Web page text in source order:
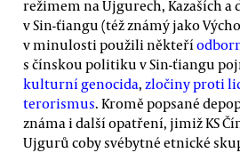
režimem na Ujgurech, Kazaších a
v Sin-ťiangu (též známý jako
v minulosti použili někteří
s čínskou politiku v Sin-ťiangu
kulturní genocida, zločiny proti
terorismus. Kromě popsané
známa i další opatření, jimiž KS
Ujgurů coby svébytné etnické